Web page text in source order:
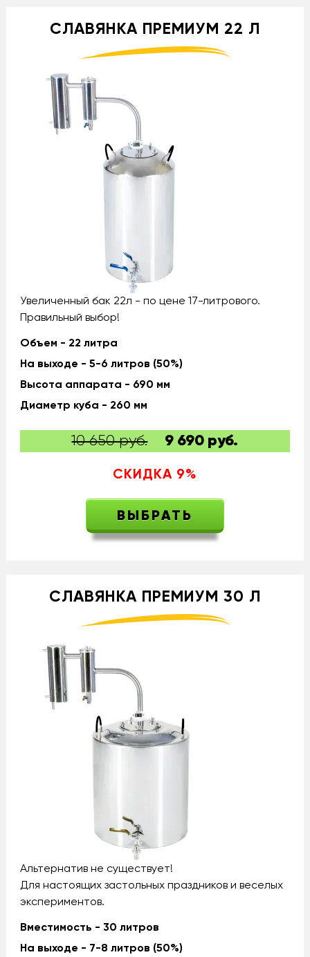
СЛАВЯНКА ПРЕМИУМ 22 Л
Увеличенный бак 22л - по цене 17-литрового.
Правильный выбор!
Объем - 22 литра
На выходе - 5-6 литров (50%)
Высота аппарата - 690 мм
Диаметр куба - 260 мм
10 650 руб. 9 690 руб.
СКИДКА 9%
ВЫБРАТЬ
СЛАВЯНКА ПРЕМИУМ 30 Л
Альтернатив не существует!
Для настоящих застольных праздников и веселых
экспериментов.
Вместимость - 30 литров
На выходе - 7-8 литров (50%)